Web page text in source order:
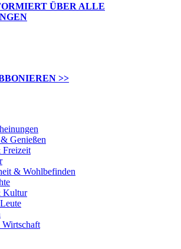
ÜBER ALLE
>>
Genießen
Freizeit
& Wohlbefinden
Kultur